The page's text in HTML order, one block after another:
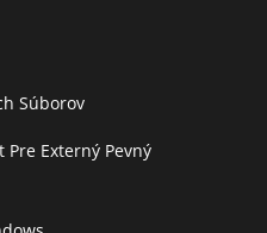
Súborov
Externý Pevný